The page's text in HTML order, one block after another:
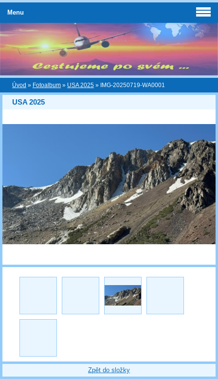
Úvod » Fotoalbum » USA 2025 » IMG-20250719-WA0001
USA 2025
Zpět do složky
Menu